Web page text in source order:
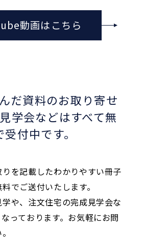
動画はこちら
だ資料のお取り寄せ
見学会などはすべて無
付中です。
を記載したわかりやすい冊子
でご送付いたします。
や、注文住宅の完成見学会な
っております。お気軽にお問